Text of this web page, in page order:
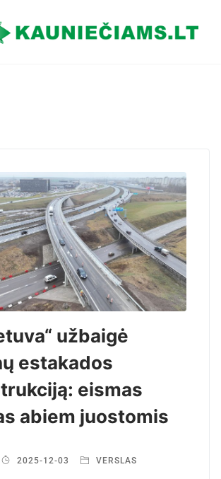
užbaigė
estakados
eismas
abiem juostomis
2025-12-03 VERSLAS